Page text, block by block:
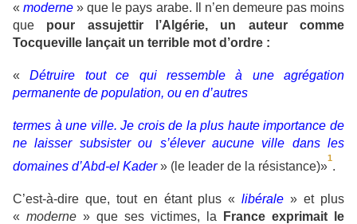
«moderne » que le pays arabe. Il n’en demeure pas moins
que pour assujettir l’Algérie, un auteur comme
Tocqueville lançait un terrible mot d’ordre :
«Détruire tout ce qui ressemble à une agrégation
permanente de population, ou en d’autres
termes à une ville. Je crois de la plus haute importance de
ne laisser subsister ou s’élever aucune ville dans les
domaines d’Abd-el Kader » (le leader de la résistance)»
1
.
C’est-à-dire que, tout en étant plus «libérale» et plus
« moderne » que ses victimes, la
France exprimait le